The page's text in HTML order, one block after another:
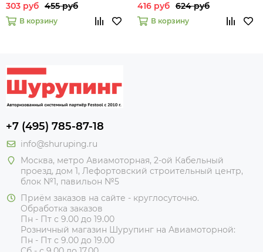
303 руб 455 руб
В корзину
416 руб 624 руб
В корзину
+7 (495) 785-87-18
info@shuruping.ru
Москва, метро Авиамоторная, 2-ой Кабельный
проезд, дом 1, Лефортовский строительный центр,
блок №1, павильон №5
Приём заказов на сайте - круглосуточно.
Обработка заказов
Пн - Пт с 9.00 до 19.00
Розничный магазин Шурупинг на Авиамоторной:
Пн - Пт с 9.00 до 19.00